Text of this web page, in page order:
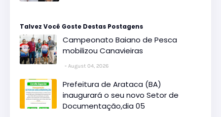
Talvez Você Goste Destas Postagens
Campeonato Baiano de Pesca
mobilizou Canavieiras
August 04, 2026
Prefeitura de Arataca (BA)
inaugurará o seu novo Setor de
Documentação,dia 05